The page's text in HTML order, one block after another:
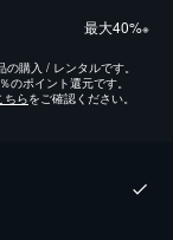
最⼤40%※
購入 / レンタルです。
ポイント還元です。
ちらをご確認ください。